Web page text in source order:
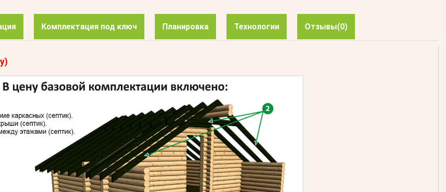
Комплектация под ключ Планировка Технологии Отзывы(0)